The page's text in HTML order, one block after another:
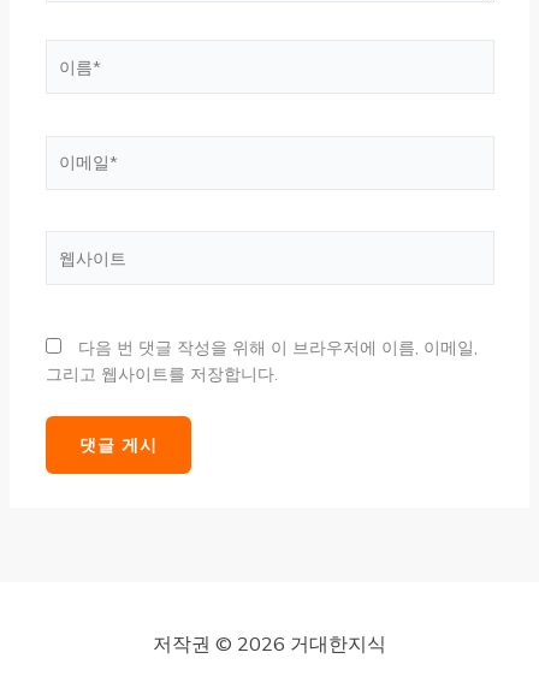
다음 번 댓글 작성을 위해 이 브라우저에 이름, 이메일,
그리고 웹사이트를 저장합니다.
저작권 © 2026 거대한지식